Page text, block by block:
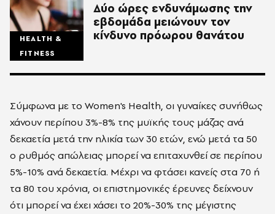
HEALTH &
FITNESS
Δύο ώρες ενδυνάμωσης την
εβδομάδα μειώνουν τον
κίνδυνο πρόωρου θανάτου
Σύμφωνα με το Women's Health, oι γυναίκες συνήθως
χάνουν περίπου 3%-8% της μυϊκής τους μάζας ανά
δεκαετία μετά την ηλικία των 30 ετών, ενώ μετά τα 50
ο ρυθμός απώλειας μπορεί να επιταχυνθεί σε περίπου
5%-10% ανά δεκαετία. Μέχρι να φτάσει κανείς στα 70 ή
τα 80 του χρόνια, οι επιστημονικές έρευνες δείχνουν
ότι μπορεί να έχει χάσει το 20%-30% της μέγιστης